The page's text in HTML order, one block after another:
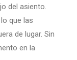
del asiento.
que las
de lugar. Sin
en la